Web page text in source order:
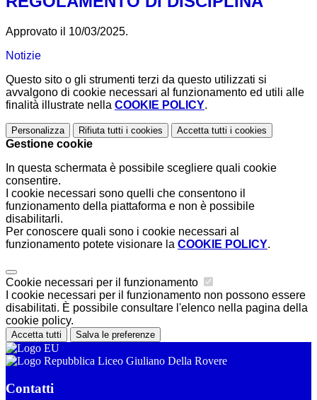
Approvato il 10/03/2025.
Notizie
Questo sito o gli strumenti terzi da questo utilizzati si
avvalgono di cookie necessari al funzionamento ed utili alle
finalità illustrate nella COOKIE POLICY.
Personalizza Rifiuta tutti i cookies Accetta tutti i cookies
Gestione cookie
In questa schermata è possibile scegliere quali cookie
consentire.
I cookie necessari sono quelli che consentono il
funzionamento della piattaforma e non è possibile
disabilitarli.
Per conoscere quali sono i cookie necessari al
funzionamento potete visionare la COOKIE POLICY.
Cookie necessari per il funzionamento
I cookie necessari per il funzionamento non possono essere
disabilitati. È possibile consultare l'elenco nella pagina della
cookie policy.
Accetta tutti Salva le preferenze
Liceo Giuliano Della Rovere
Contatti